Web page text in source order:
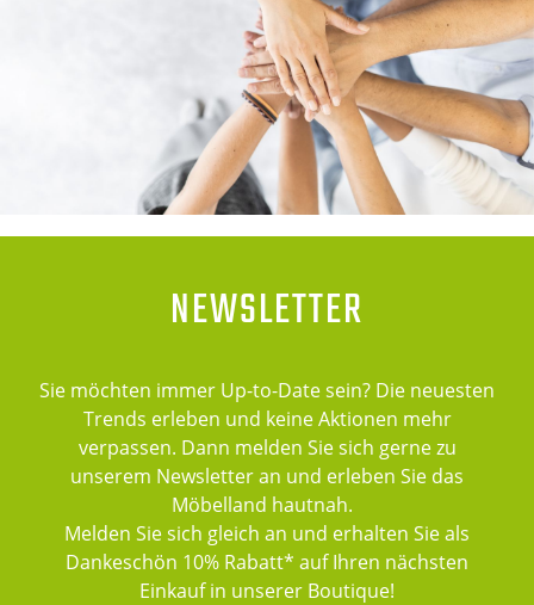
NEWSLETTER
Sie möchten immer Up-to-Date sein? Die neuesten
Trends erleben und keine Aktionen mehr
verpassen. Dann melden Sie sich gerne zu
unserem Newsletter an und erleben Sie das
Möbelland hautnah.
Melden Sie sich gleich an und erhalten Sie als
Dankeschön 10% Rabatt* auf Ihren nächsten
Einkauf in unserer Boutique!